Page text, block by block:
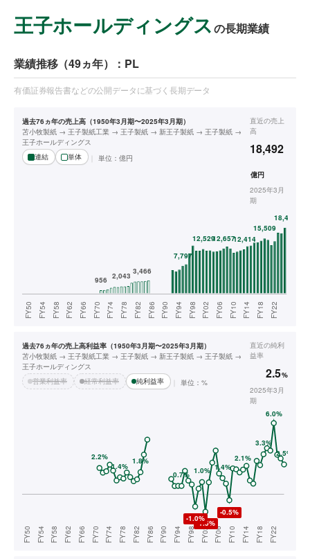
王子ホールディングス の長期業績
業績推移（49ヵ年）：PL
有価証券報告書などの公開データに基づく長期データ
過去76ヵ年の売上高（1950年3月期〜2025年3月期）
苫小牧製紙 → 王子製紙工業 → 王子製紙 → 新王子製紙 → 王子製紙 →
王子ホールディングス
連結
単体 単位： 億円
直近の売上
高
18,492
億円
2025年3月
期
過去76ヵ年の売上高利益率（1950年3月期〜2025年3月期）
苫小牧製紙 → 王子製紙工業 → 王子製紙 → 新王子製紙 → 王子製紙 →
王子ホールディングス
営業利益率
経常利益率 純利益率 単位：%
直近の純利
益率
2.5%
2025年3月
期